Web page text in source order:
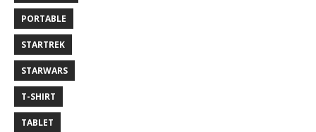
PORTABLE
STARTREK
STARWARS
T-SHIRT
TABLET